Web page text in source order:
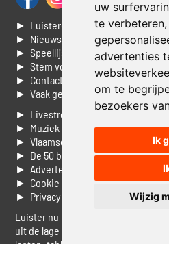
uw
te
advertenties
om te
bezoekers
Ik
Wijzig
► Luisteren naar Jouwradio
► Nieuws
► Speellijst
► Stem voor de Dag top 3
► Contacteer ons
► Vaak gestelde vragen
► Livestream informatie
► Muziek opzoeken
► Vlaamse 100 Aller tijden
► De 50 beste van...
► Adverteren op Jouwradio
► Cookie voorkeuren wijzigen
► Privacyinformatie
Luister nu naar Jouwradio! De
uit de lage landen hoor je hier al 20
laptop, tablet of smartphone.